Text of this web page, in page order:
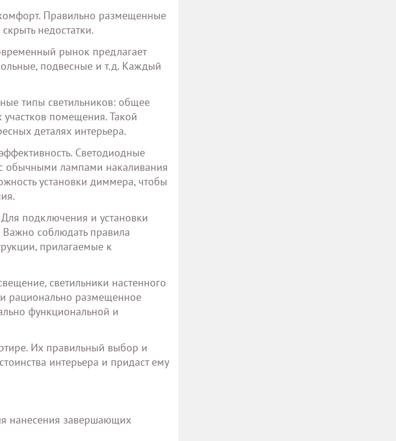
Правильно размещенные
недостатки.
рынок предлагает
подвесные и т.д. Каждый
типы светильников: общее
помещения. Такой
деталях интерьера.
Светодиодные
обычными лампами накаливания
установки диммера, чтобы
подключения и установки
соблюдать правила
прилагаемые к
светильники настенного
рационально размещенное
функциональной и
Их правильный выбор и
интерьера и придаст ему
нанесения завершающих